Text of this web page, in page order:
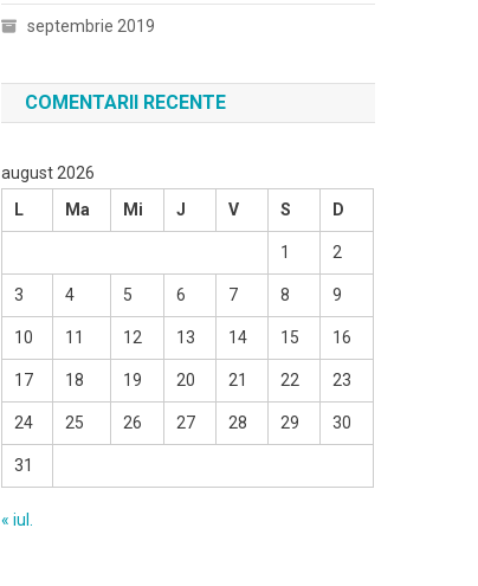
septembrie 2019
COMENTARII RECENTE
august 2026
L
Ma Mi J V S D
1 2
3 4 5 6 7 8 9
10 11 12 13 14 15 16
17 18 19 20 21 22 23
24 25 26 27 28 29 30
31
« iul.